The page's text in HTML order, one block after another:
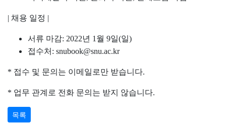
| 채용 일정 |
서류 마감: 2022년 1 월 9일(일)
접수처 : snubook@snu.ac.kr
* 접수 및 문의는 이메일로만 받습니다.
* 업무 관계로 전화 문의는 받지 않습니다.
목록